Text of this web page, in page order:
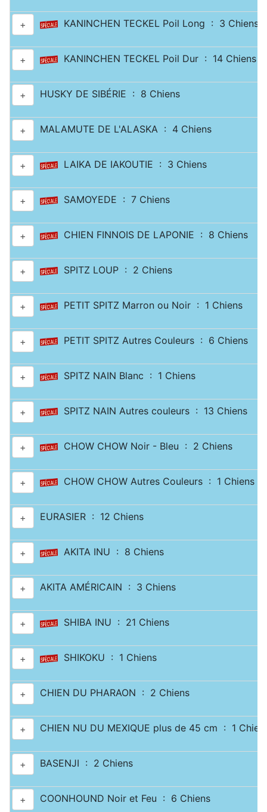
+ KANINCHEN TECKEL Poil Long : 3 Chiens
+ KANINCHEN TECKEL Poil Dur : 14 Chiens
+ HUSKY DE SIBÉRIE : 8 Chiens
+ MALAMUTE DE L'ALASKA : 4 Chiens
+ LAIKA DE IAKOUTIE : 3 Chiens
+ SAMOYEDE : 7 Chiens
+ CHIEN FINNOIS DE LAPONIE : 8 Chiens
+ SPITZ LOUP : 2 Chiens
+ PETIT SPITZ Marron ou Noir : 1 Chiens
+ PETIT SPITZ Autres Couleurs : 6 Chiens
+ SPITZ NAIN Blanc : 1 Chiens
+ SPITZ NAIN Autres couleurs : 13 Chiens
+ CHOW CHOW Noir - Bleu : 2 Chiens
+ CHOW CHOW Autres Couleurs : 1 Chiens
+ EURASIER : 12 Chiens
+ AKITA INU : 8 Chiens
+ AKITA AMÉRICAIN : 3 Chiens
+ SHIBA INU : 21 Chiens
+ SHIKOKU : 1 Chiens
+ CHIEN DU PHARAON : 2 Chiens
+ CHIEN NU DU MEXIQUE plus de 45 cm : 1
+ BASENJI : 2 Chiens
+ COONHOUND Noir et Feu : 6 Chiens